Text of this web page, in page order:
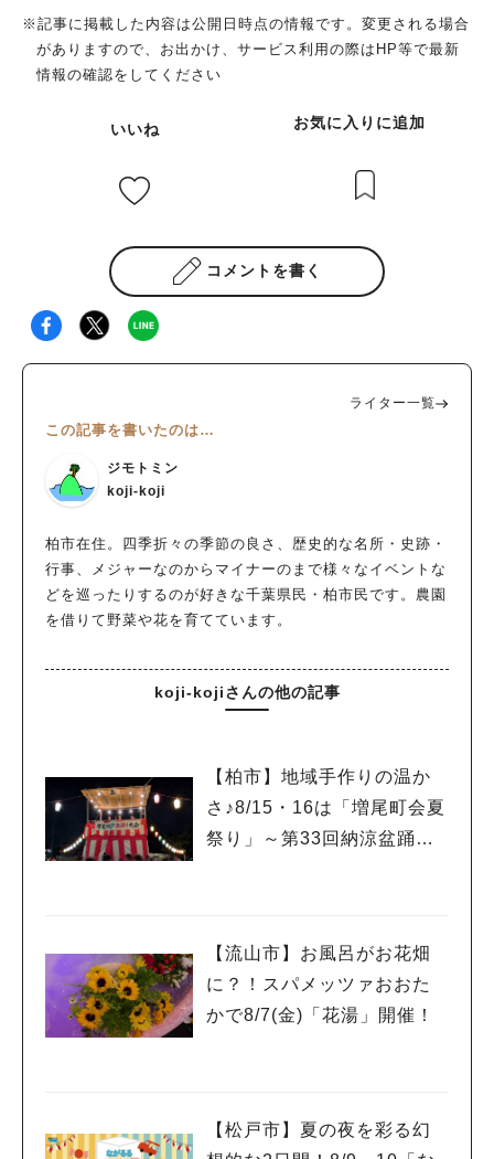
※記事に掲載した内容は公開日時点の情報です。変更される場合
がありますので、お出かけ、サービス利用の際はHP等で最新
情報の確認をしてください
いいね お気に入りに追加
コメントを書く
ライター一覧
この記事を書いたのは…
ジモトミン
koji-koji
柏市在住。四季折々の季節の良さ、歴史的な名所・史跡・
行事、メジャーなのからマイナーのまで様々なイベントな
どを巡ったりするのが好きな千葉県民・柏市民です。農園
を借りて野菜や花を育てています。
koji-kojiさんの他の記事
【柏市】地域手作りの温か
さ♪8/15・16は「増尾町会夏
祭り」～第33回納涼盆踊り
【流山市】お風呂がお花畑
に？！スパメッツァおおた
かで8/7(金)「花湯」開催！
【松戸市】夏の夜を彩る幻